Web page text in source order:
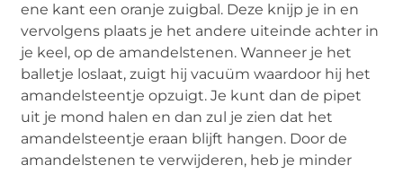
ene kant een oranje zuigbal. Deze knijp je in en
vervolgens plaats je het andere uiteinde achter in
je keel, op de amandelstenen. Wanneer je het
balletje loslaat, zuigt hij vacuüm waardoor hij het
amandelsteentje opzuigt. Je kunt dan de pipet
uit je mond halen en dan zul je zien dat het
amandelsteentje eraan blijft hangen. Door de
amandelstenen te verwijderen, heb je minder